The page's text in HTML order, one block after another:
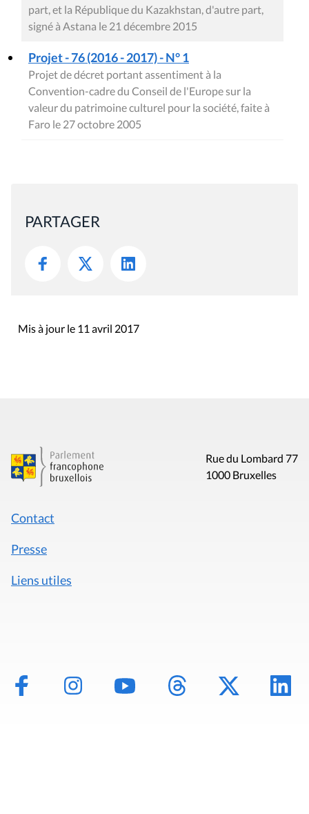
part, et la République du Kazakhstan, d'autre part,
signé à Astana le 21 décembre 2015
Projet - 76 (2016 - 2017) - N° 1
Projet de décret portant assentiment à la
Convention-cadre du Conseil de l'Europe sur la
valeur du patrimoine culturel pour la société, faite à
Faro le 27 octobre 2005
PARTAGER
Mis à jour le 11 avril 2017
Rue du Lombard 77
1000 Bruxelles
Contact
Presse
Liens utiles